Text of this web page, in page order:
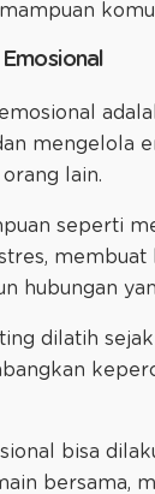
mengelola
lain.
seperti
membuat
hubungan
dilatih
bisa
bersama,